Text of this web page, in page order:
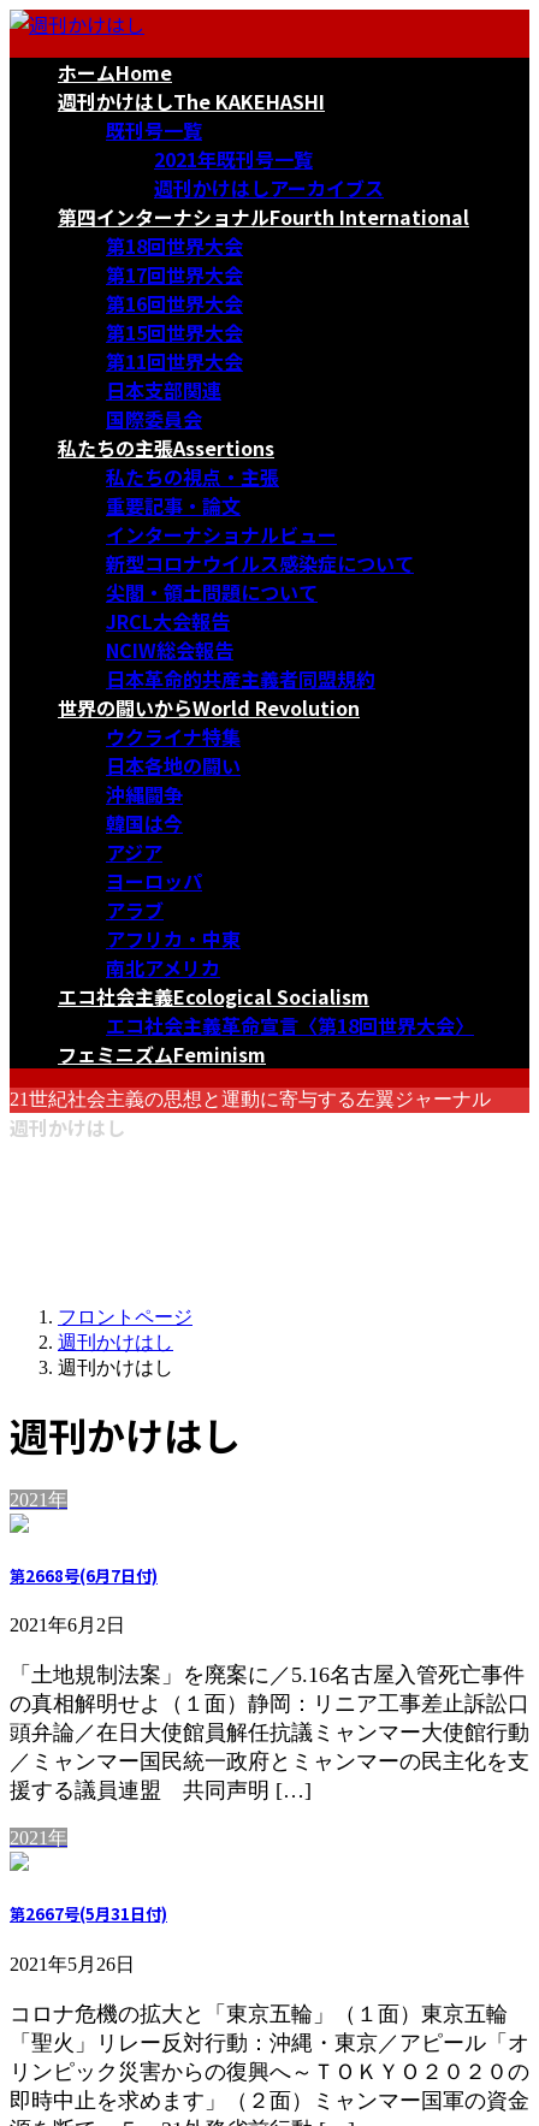
コ
ナ
ホームHome
週刊かけはしThe KAKEHASHI
既刊号一覧
2021年既刊号一覧
週刊かけはしアーカイブス
第四インターナショナルFourth International
第18回世界大会
第17回世界大会
第16回世界大会
第15回世界大会
第11回世界大会
日本支部関連
国際委員会
私たちの主張Assertions
私たちの視点・主張
重要記事・論文
インターナショナルビュー
新型コロナウイルス感染症について
尖閣・領土問題について
JRCL大会報告
NCIW総会報告
日本革命的共産主義者同盟規約
世界の闘いからWorld Revolution
ウクライナ特集
日本各地の闘い
沖縄闘争
韓国は今
アジア
ヨーロッパ
アラブ
アフリカ・中東
南北アメリカ
エコ社会主義Ecological Socialism
エコ社会主義革命宣言〈第18回世界大会〉
フェミニズムFeminism
21世紀社会主義の思想と運動に寄与する左翼ジャーナル
週刊かけはし
フロントページ
週刊かけはし
週刊かけはし
週刊かけはし
2021年
第2668号(6月7日付)
2021年6月2日
「土地規制法案」を廃案に／5.16名古屋入管死亡事件
の真相解明せよ（１面）静岡：リニア工事差止訴訟口
頭弁論／在日大使館員解任抗議ミャンマー大使館行動
／ミャンマー国民統一政府とミャンマーの民主化を支
援する議員連盟 共同声明 […]
2021年
第2667号(5月31日付)
2021年5月26日
コロナ危機の拡大と「東京五輪」（１面）東京五輪
「聖火」リレー反対行動：沖縄・東京／アピール「オ
リンピック災害からの復興へ～ＴＯＫＹＯ２０２０の
即時中止を求めます」（２面）ミャンマー国軍の資金